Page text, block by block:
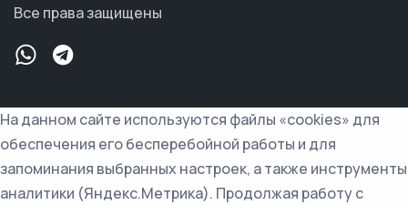
Все права защищены
На данном сайте используются файлы «cookies» для
обеспечения его бесперебойной работы и для
запоминания выбранных настроек, а также инструменты
аналитики (Яндекс.Метрика). Продолжая работу с